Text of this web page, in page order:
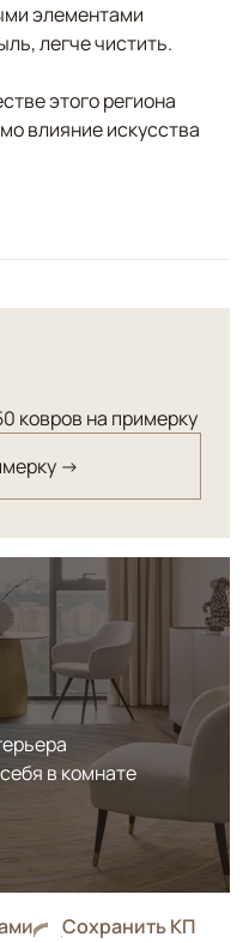
элементами
легче чистить.
этого региона
влияние искусства
ковроткачества с
основа из
качества.
ковров на примерку
→
в комнате
Сохранить КП